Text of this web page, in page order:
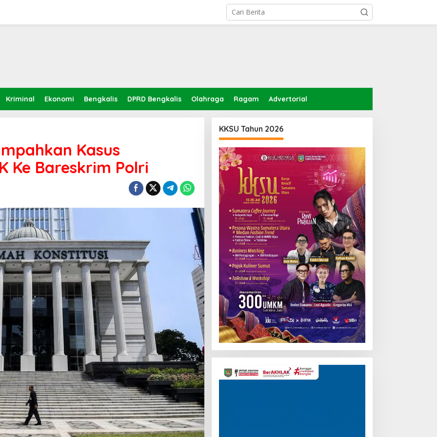
Kriminal Ekonomi Bengkalis DPRD Bengkalis Olahraga Ragam Advertorial
Kasus
Ke Bareskrim Polri
KKSU Tahun 2026
Pemutar
Video